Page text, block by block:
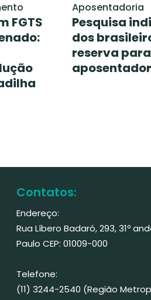
FGTS
Aposentadoria
Pesquisa
dos
reserva para
Contatos:
Endereço:
Rua Líbero Badaró, 293, 31º
Paulo CEP: 01009-000
Telefone:
(11) 3244-2540 (Região